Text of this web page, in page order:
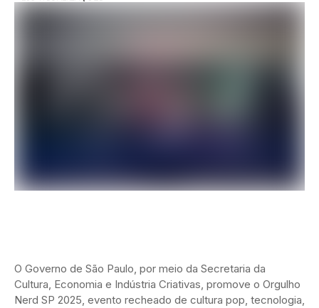
O Governo de São Paulo, por meio da Secretaria da
Cultura, Economia e Indústria Criativas, promove o Orgulho
Nerd SP 2025, evento recheado de cultura pop, tecnologia,